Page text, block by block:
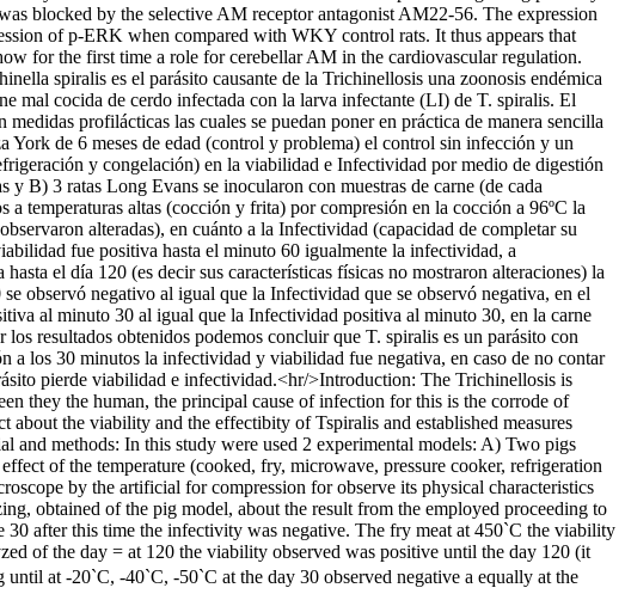
blocked by the selective AM receptor antagonist AM22-56. The expression
of p-ERK when compared with WKY control rats. It thus appears that
for the first time a role for cerebellar AM in the cardiovascular regulation.
spiralis es el parásito causante de la Trichinellosis una zoonosis endémica
mal cocida de cerdo infectada con la larva infectante (LI) de T. spiralis. El
profilácticas las cuales se puedan poner en práctica de manera sencilla
York de 6 meses de edad (control y problema) el control sin infección y un
y congelación) en la viabilidad e Infectividad por medio de digestión
B) 3 ratas Long Evans se inocularon con muestras de carne (de cada
temperaturas altas (cocción y frita) por compresión en la cocción a 96ºC la
alteradas), en cuánto a la Infectividad (capacidad de completar su
fue positiva hasta el minuto 60 igualmente la infectividad, a
el día 120 (es decir sus características físicas no mostraron alteraciones) la
observó negativo al igual que la Infectividad que se observó negativa, en el
al minuto 30 al igual que la Infectividad positiva al minuto 30, en la carne
resultados obtenidos podemos concluir que T. spiralis es un parásito con
a los 30 minutos la infectividad y viabilidad fue negativa, en caso de no contar
pierde viabilidad e infectividad.<hr/>Introduction: The Trichinellosis is
they the human, the principal cause of infection for this is the corrode of
the viability and the effectibity of Tspiralis and established measures
and methods: In this study were used 2 experimental models: A) Two pigs
of the temperature (cooked, fry, microwave, pressure cooker, refrigeration
by the artificial for compression for observe its physical characteristics
obtained of the pig model, about the result from the employed proceeding to
after this time the infectivity was negative. The fry meat at 450`C the viability
of the day = at 120 the viability observed was positive until the day 120 (it
at -20`C, -40`C, -50`C at the day 30 observed negative a equally at the